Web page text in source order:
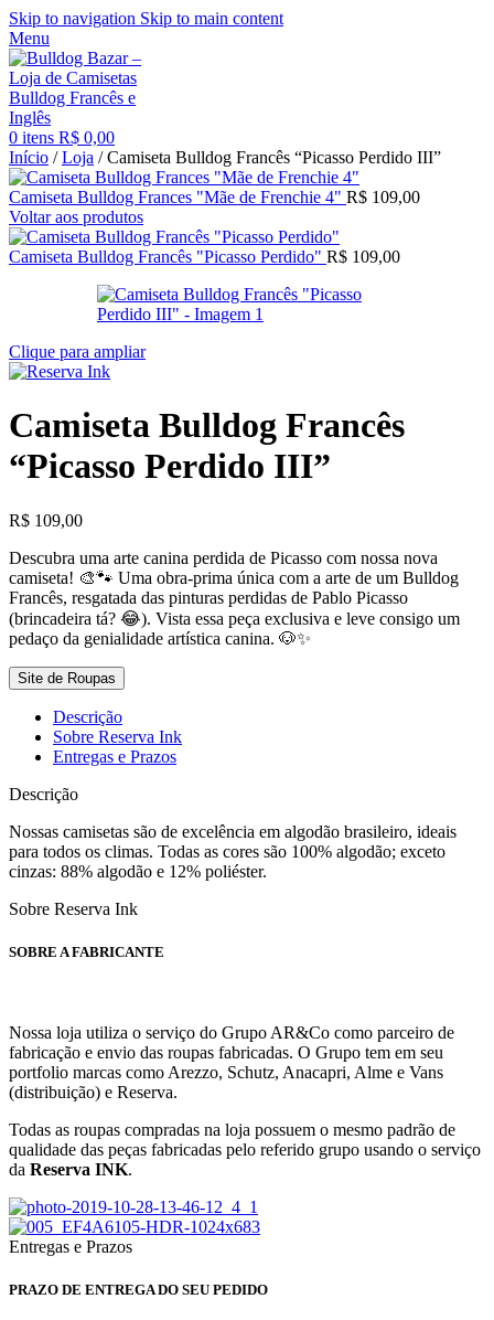
Skip to navigation Skip to main content
Menu
0 itens R$ 0,00
Início /Loja /Camiseta Bulldog Francês “Picasso Perdido III”
Camiseta Bulldog Frances "Mãe de Frenchie 4" R$ 109,00
Voltar aos produtos
Camiseta Bulldog Francês "Picasso Perdido" R$ 109,00
Clique para ampliar
Camiseta Bulldog Francês
“Picasso Perdido III”
R$ 109,00
Descubra uma arte canina perdida de Picasso com nossa nova
camiseta! 🎨🐾 Uma obra-prima única com a arte de um Bulldog
Francês, resgatada das pinturas perdidas de Pablo Picasso
(brincadeira tá? 😂). Vista essa peça exclusiva e leve consigo um
pedaço da genialidade artística canina. 🐶✨
Site de Roupas
Descrição
Sobre Reserva Ink
Entregas e Prazos
Descrição
Nossas camisetas são de excelência em algodão brasileiro, ideais
para todos os climas. Todas as cores são 100% algodão; exceto
cinzas: 88% algodão e 12% poliéster.
Sobre Reserva Ink
SOBRE A FABRICANTE
Nossa loja utiliza o serviço do Grupo AR&Co como parceiro de
fabricação e envio das roupas fabricadas. O Grupo tem em seu
portfolio marcas como Arezzo, Schutz, Anacapri, Alme e Vans
(distribuição) e Reserva.
Todas as roupas compradas na loja possuem o mesmo padrão de
qualidade das peças fabricadas pelo referido grupo usando o serviço
da Reserva INK.
Entregas e Prazos
PRAZO DE ENTREGA DO SEU PEDIDO